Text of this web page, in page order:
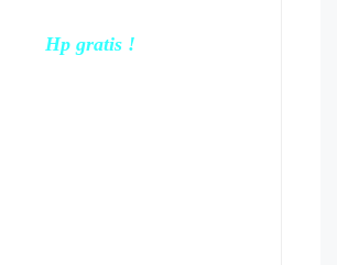
Hp gratis !